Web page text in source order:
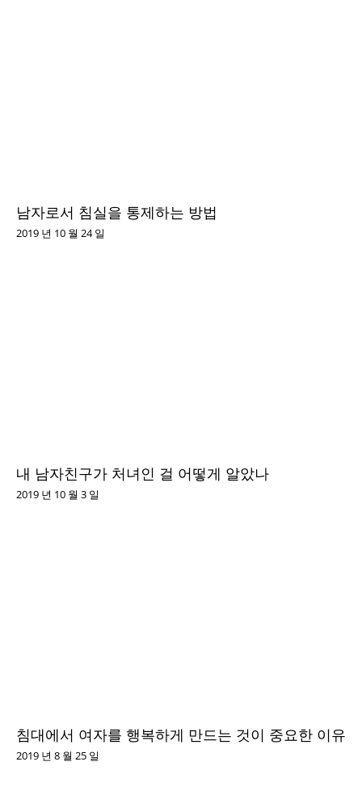
남자로서 침실을 통제하는 방법
2019 년 10 월 24 일
내 남자친구가 처녀인 걸 어떻게 알았나
2019 년 10 월 3 일
침대에서 여자를 행복하게 만드는 것이 중요한 이유
2019 년 8 월 25 일